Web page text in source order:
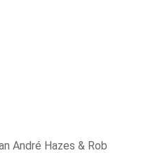
André Hazes & Rob